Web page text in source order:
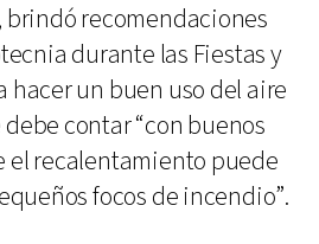
recomendaciones
durante las Fiestas y
hacer un buen uso del aire
contar “con buenos
el recalentamiento puede
focos de incendio”.